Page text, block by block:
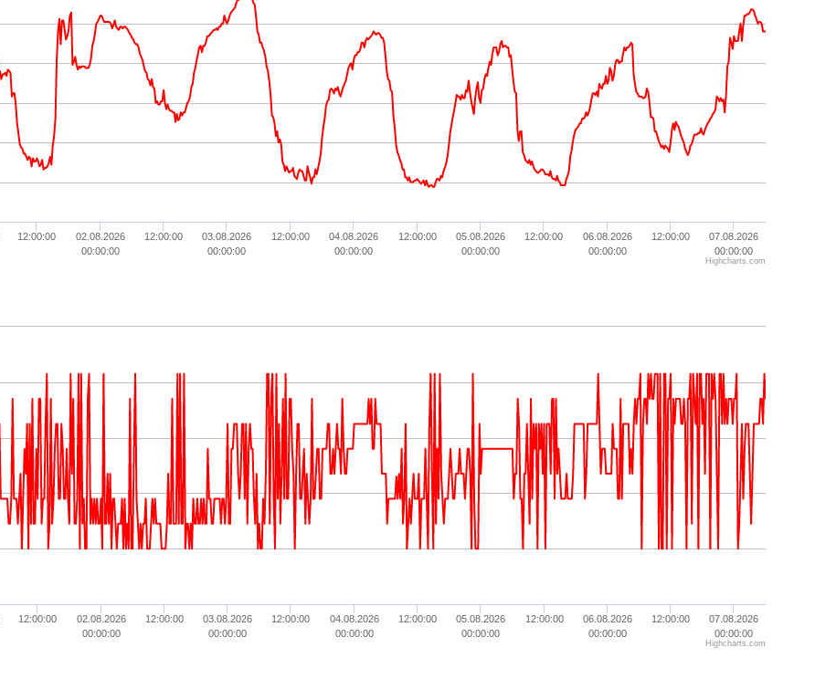
12:00:00
02.08.2026
00:00:00
12:00:00
03.08.2026
00:00:00
12:00:00
04.08.2026
00:00:00
12:00:00
05.08.2026
00:00:00
12:00:00
06.08.2026
00:00:00
12:00:00
07.08.2026
00:00:00
Highcharts.com
12:00:00
02.08.2026
00:00:00
12:00:00
03.08.2026
00:00:00
12:00:00
04.08.2026
00:00:00
12:00:00
05.08.2026
00:00:00
12:00:00
06.08.2026
00:00:00
12:00:00
07.08.2026
00:00:00
Highcharts.com